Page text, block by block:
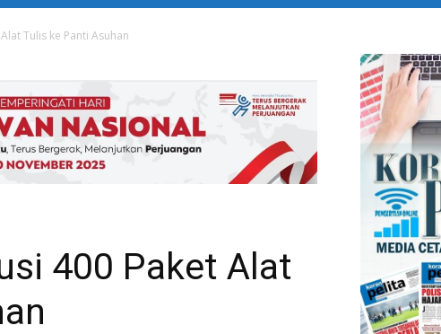
Tulis ke Panti Asuhan
400 Paket Alat